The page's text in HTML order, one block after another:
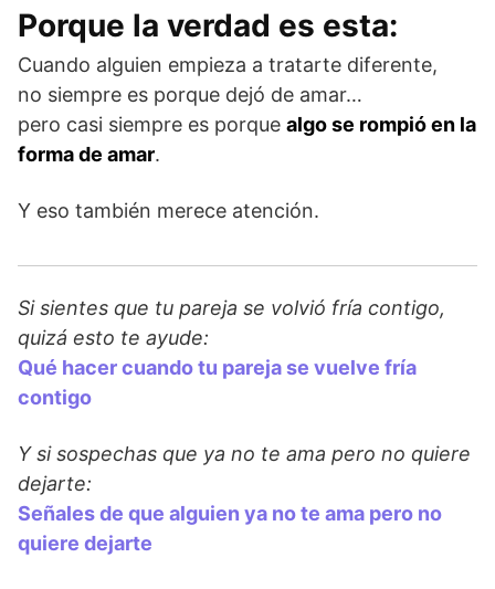
Porque la verdad es esta:
Cuando alguien empieza a tratarte diferente,
no siempre es porque dejó de amar…
pero casi siempre es porque algo se rompió en la
forma de amar.
Y eso también merece atención.
Si sientes que tu pareja se volvió fría contigo,
quizá esto te ayude:
Qué hacer cuando tu pareja se vuelve fría
contigo
Y si sospechas que ya no te ama pero no quiere
dejarte:
Señales de que alguien ya no te ama pero no
quiere dejarte